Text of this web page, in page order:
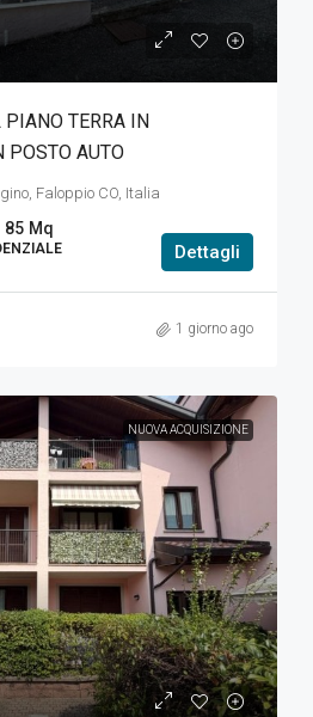
PIANO TERRA IN
POSTO AUTO
Faloppio CO, Italia
85 Mq
Dettagli
1 giorno ago
NUOVA ACQUISIZIONE